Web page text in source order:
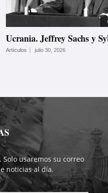
Ucrania. Jeffrey Sachs y
Artículos julio 30, 2026
usaremos su correo
noticias al día.